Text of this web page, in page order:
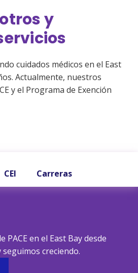
y
cuidados médicos en el East
Actualmente, nuestros
y el Programa de Exención
CEI Carreras
PACE en el East Bay desde
creciendo.